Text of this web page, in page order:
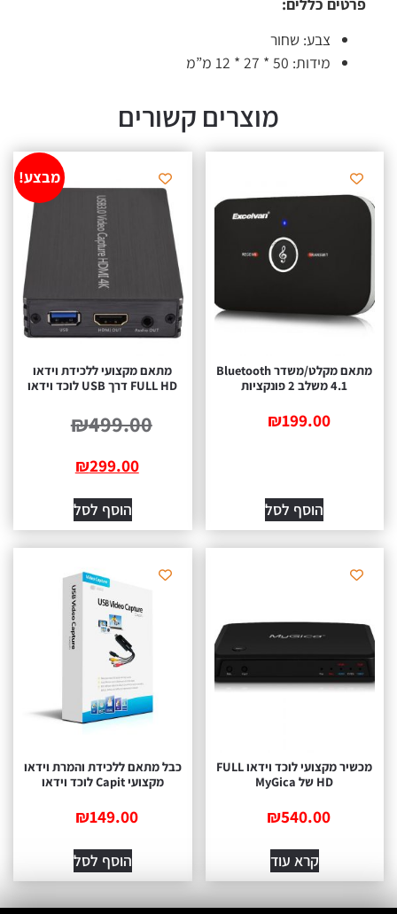
צבע: שחור
מידות: 50 * 27 * 12 מ”מ
מוצרים קשורים
מתאם מקלט/משדר Bluetooth
₪199.00
הוסף לסל
מבצע!
מתאם מקצועי ללכידת וידאו
FULL HD דרך USB לוכד וידאו
₪499.00
₪299.00
הוסף לסל
מכשיר מקצועי לוכד וידאו FULL
₪540.00
קרא עוד
כבל מתאם ללכידת והמרת וידאו
₪149.00
הוסף לסל